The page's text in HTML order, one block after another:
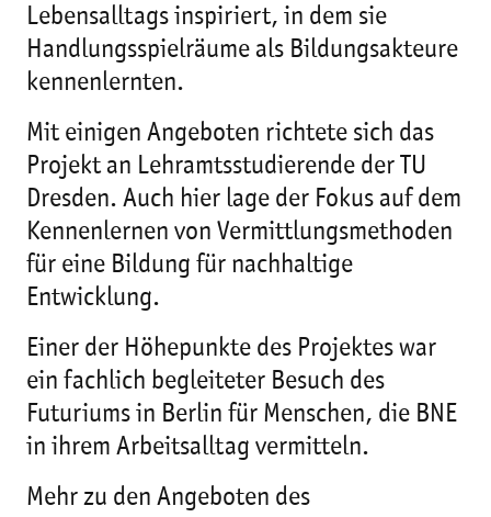
Lebensalltags inspiriert, in dem sie
Handlungsspielräume als Bildungsakteure
kennenlernten.
Mit einigen Angeboten richtete sich das
Projekt an Lehramtsstudierende der TU
Dresden. Auch hier lage der Fokus auf dem
Kennenlernen von Vermittlungsmethoden
für eine Bildung für nachhaltige
Entwicklung.
Einer der Höhepunkte des Projektes war
ein fachlich begleiteter Besuch des
Futuriums in Berlin für Menschen, die BNE
in ihrem Arbeitsalltag vermitteln.
Mehr zu den Angeboten des